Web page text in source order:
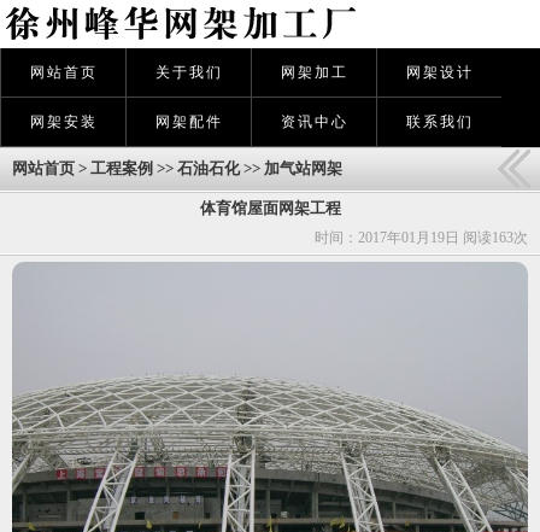
网站首页 关于我们 网架加工 网架设计
网架安装 网架配件 资讯中心 联系我们
网站首页 > 工程案例 >> 石油石化>> 加气站网架
体育馆屋面网架工程
时间：2017年01月19日 阅读163次